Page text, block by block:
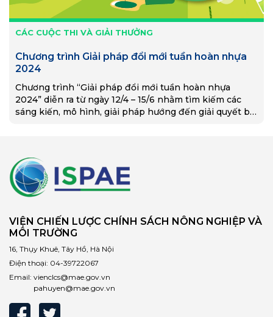
CÁC CUỘC THI VÀ GIẢI THƯỞNG
Chương trình Giải pháp đổi mới tuần hoàn nhựa
2024
Chương trình “Giải pháp đổi mới tuần hoàn nhựa
2024” diễn ra từ ngày 12/4 – 15/6 nhằm tìm kiếm các
sáng kiến, mô hình, giải pháp hướng đến giải quyết bài
VIỆN CHIẾN LƯỢC CHÍNH SÁCH NÔNG NGHIỆP VÀ
MÔI TRƯỜNG
16, Thụy Khuê, Tây Hồ, Hà Nội
Điện thoại: 04-39722067
Email: vienclcs@mae.gov.vn
pahuyen@mae.gov.vn